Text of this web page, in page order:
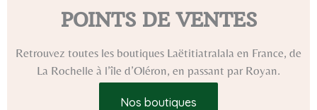
POINTS DE VENTES
Retrouvez toutes les boutiques Laëtitiatralala en France, de
La Rochelle à l’île d’Oléron, en passant par Royan.
Nos boutiques